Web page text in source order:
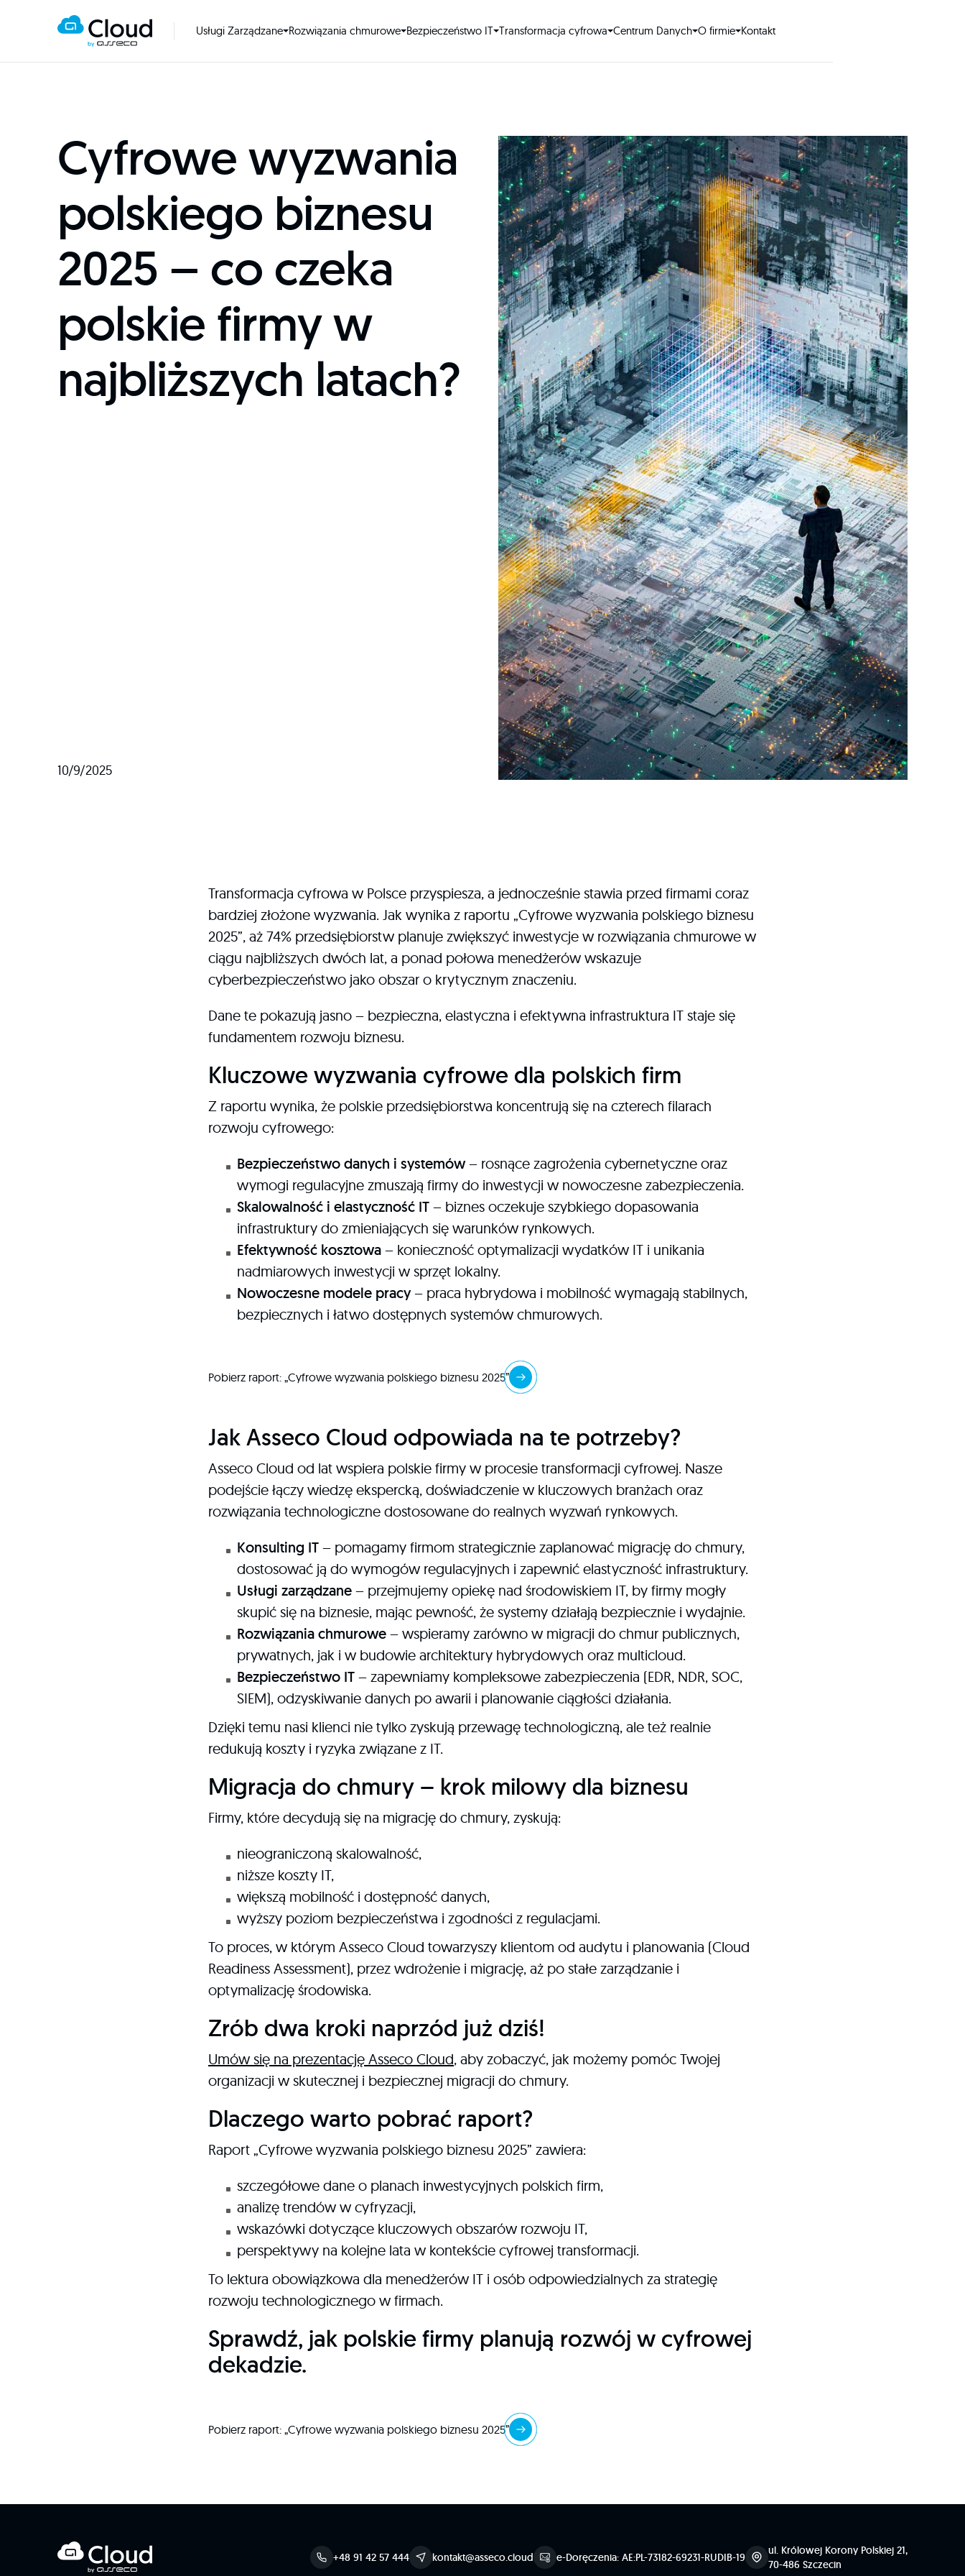
Usługi Zarządzane Rozwiązania chmurowe Bezpieczeństwo IT Transformacja cyfrowa Centrum Danych O firmie Kontakt
Cyfrowe wyzwania
polskiego biznesu
2025 – co czeka
polskie firmy w
najbliższych latach?
10/9/2025
Transformacja cyfrowa w Polsce przyspiesza, a jednocześnie stawia przed firmami coraz
bardziej złożone wyzwania. Jak wynika z raportu „Cyfrowe wyzwania polskiego biznesu
2025”, aż 74% przedsiębiorstw planuje zwiększyć inwestycje w rozwiązania chmurowe w
ciągu najbliższych dwóch lat, a ponad połowa menedżerów wskazuje
cyberbezpieczeństwo jako obszar o krytycznym znaczeniu.
Dane te pokazują jasno – bezpieczna, elastyczna i efektywna infrastruktura IT staje się
fundamentem rozwoju biznesu.
Kluczowe wyzwania cyfrowe dla polskich firm
Z raportu wynika, że polskie przedsiębiorstwa koncentrują się na czterech filarach
rozwoju cyfrowego:
Bezpieczeństwo danych i systemów– rosnące zagrożenia cybernetyczne oraz
wymogi regulacyjne zmuszają firmy do inwestycji w nowoczesne zabezpieczenia.
Skalowalność i elastyczność IT – biznes oczekuje szybkiego dopasowania
infrastruktury do zmieniających się warunków rynkowych.
Efektywność kosztowa – konieczność optymalizacji wydatków IT i unikania
nadmiarowych inwestycji w sprzęt lokalny.
Nowoczesne modele pracy– praca hybrydowa i mobilność wymagają stabilnych,
bezpiecznych i łatwo dostępnych systemów chmurowych.
Pobierz raport: „Cyfrowe wyzwania polskiego biznesu 2025”
Jak Asseco Cloud odpowiada na te potrzeby?
Asseco Cloud od lat wspiera polskie firmy w procesie transformacji cyfrowej. Nasze
podejście łączy wiedzę ekspercką, doświadczenie w kluczowych branżach oraz
rozwiązania technologiczne dostosowane do realnych wyzwań rynkowych.
Konsulting IT – pomagamy firmom strategicznie zaplanować migrację do chmury,
dostosować ją do wymogów regulacyjnych i zapewnić elastyczność infrastruktury.
Usługi zarządzane – przejmujemy opiekę nad środowiskiem IT, by firmy mogły
skupić się na biznesie, mając pewność, że systemy działają bezpiecznie i wydajnie.
Rozwiązania chmurowe – wspieramy zarówno w migracji do chmur publicznych,
prywatnych, jak i w budowie architektury hybrydowych oraz multicloud.
Bezpieczeństwo IT – zapewniamy kompleksowe zabezpieczenia (EDR, NDR, SOC,
SIEM), odzyskiwanie danych po awarii i planowanie ciągłości działania.
Dzięki temu nasi klienci nie tylko zyskują przewagę technologiczną, ale też realnie
redukują koszty i ryzyka związane z IT.
Migracja do chmury – krok milowy dla biznesu
Firmy, które decydują się na migrację do chmury, zyskują:
nieograniczoną skalowalność,
niższe koszty IT,
większą mobilność i dostępność danych,
wyższy poziom bezpieczeństwa i zgodności z regulacjami.
To proces, w którym Asseco Cloud towarzyszy klientom od audytu i planowania (Cloud
Readiness Assessment), przez wdrożenie i migrację, aż po stałe zarządzanie i
optymalizację środowiska.
Zrób dwa kroki naprzód już dziś!
Umów się na prezentację Asseco Cloud, aby zobaczyć, jak możemy pomóc Twojej
organizacji w skutecznej i bezpiecznej migracji do chmury.
Dlaczego warto pobrać raport?
Raport „Cyfrowe wyzwania polskiego biznesu 2025” zawiera:
szczegółowe dane o planach inwestycyjnych polskich firm,
analizę trendów w cyfryzacji,
wskazówki dotyczące kluczowych obszarów rozwoju IT,
perspektywy na kolejne lata w kontekście cyfrowej transformacji.
To lektura obowiązkowa dla menedżerów IT i osób odpowiedzialnych za strategię
rozwoju technologicznego w firmach.
Sprawdź, jak polskie firmy planują rozwój w cyfrowej
dekadzie.
Pobierz raport: „Cyfrowe wyzwania polskiego biznesu 2025”
+48 91 42 57 444 kontakt@asseco.cloud e-Doręczenia: AE:PL-73182-69231-RUDIB-19
ul. Królowej Korony Polskiej 21,
70-486 Szczecin